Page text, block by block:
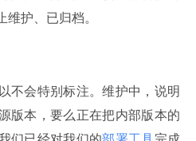
护、已归档。
不会特别标注。维护中，说明
版本，要么正在把内部版本的